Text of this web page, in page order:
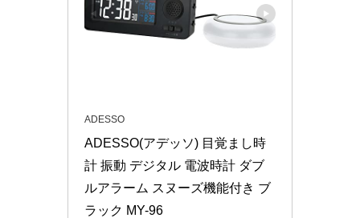
ADESSO
ADESSO(アデッソ) 目覚まし時
計 振動 デジタル 電波時計 ダブ
ルアラーム スヌーズ機能付き ブ
ラック MY-96